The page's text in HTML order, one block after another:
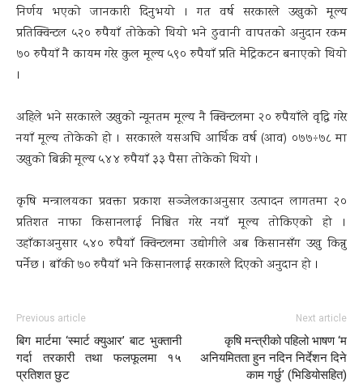
निर्णय भएको जानकारी दिनुभयो । गत वर्ष सरकारले उखुको मूल्य
प्रतिक्विन्टल ५२० रुपैयाँ तोकेको थियो भने ढुवानी वापतको अनुदान रकम
७० रुपैयाँ नै कायम गरेर कुल मूल्य ५९० रुपैयाँ प्रति मेट्रिकटन बनाएको थियो
।
अहिले भने सरकारले उखुको न्यूनतम मूल्य नै क्विन्टलमा २० रुपैयाँले वृद्धि गरेर
नयाँ मूल्य तोकेको हो । सरकारले यसअघि आर्थिक वर्ष (आव) ०७७÷७८ मा
उखुको बिक्री मूल्य ५४४ रुपैयाँ ३३ पैसा तोकेको थियो ।
कृषि मन्त्रालयका प्रवक्ता प्रकाश सञ्जेलकाअनुसार उत्पादन लागतमा २०
प्रतिशत नाफा किसानलाई निश्चित गरेर नयाँ मूल्य तोकिएको हो ।
उहाँकाअनुसार ५४० रुपैयाँ क्विन्टलमा उद्योगीले अब किसानसँग उखु किन्नु
पर्नेछ । बाँकी ७० रुपैयाँ भने किसानलाई सरकारले दिएको अनुदान हो ।
Previous article
बिग मार्टमा ‘स्मार्ट क्युआर’ बाट भुक्तानी
गर्दा तरकारी तथा फलफूलमा १५
प्रतिशत छुट
Next article
कृषि मन्त्रीको पहिलो भाषण ‘म
अनियमितता हुन नदिन निर्देशन दिने
काम गर्छु’ (भिडियोसहित)